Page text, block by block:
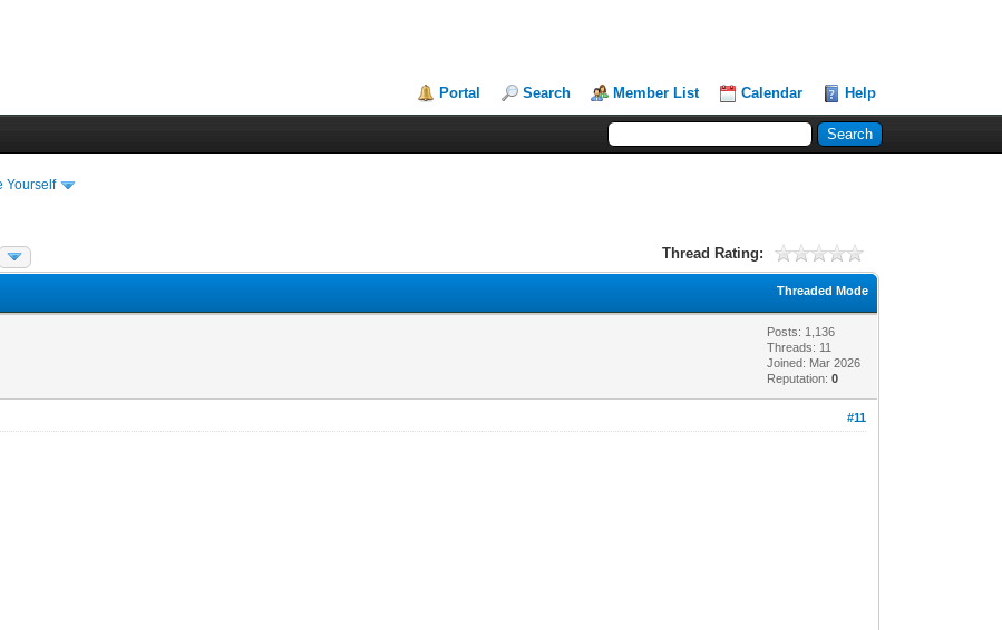
Portal Search Member List Calendar Help
Yourself
Thread Rating:
Threaded Mode
Posts: 1,136
Threads: 11
Joined: Mar 2026
Reputation:0
#11